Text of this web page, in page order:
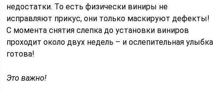
недостатки. То есть физически виниры не
исправляют прикус, они только маскируют дефекты!
С момента снятия слепка до установки виниров
проходит около двух недель – и ослепительная улыбка
готова!
Это важно!